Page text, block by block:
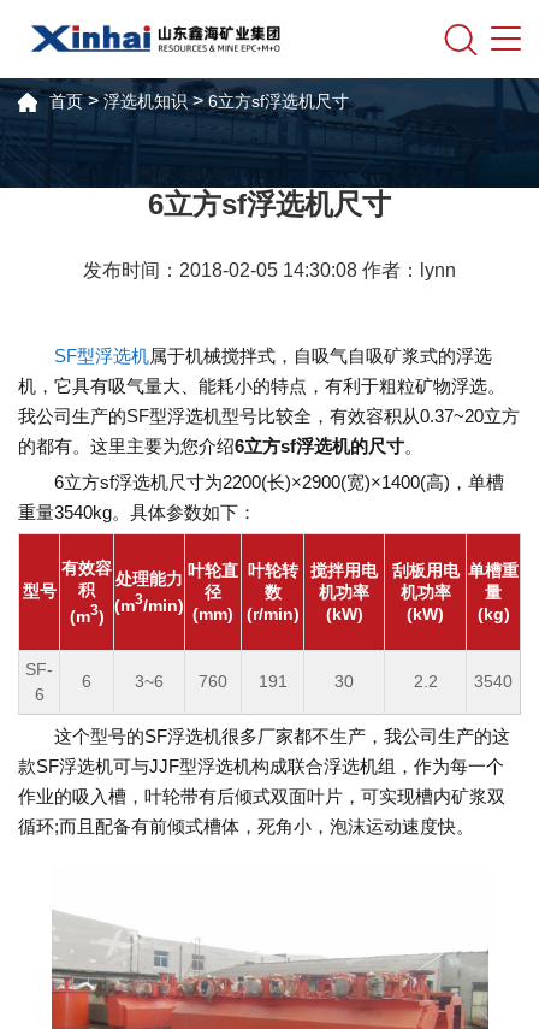
首页>浮选机知识>6立方sf浮选机尺寸
6立方sf浮选机尺寸
发布时间：2018-02-05 14:30:08 作者：lynn
SF型浮选机属于机械搅拌式，自吸气自吸矿浆式的浮选
机，它具有吸气量大、能耗小的特点，有利于粗粒矿物浮选。
我公司生产的SF型浮选机型号比较全，有效容积从0.37~20立方
的都有。这里主要为您介绍6立方sf浮选机的尺寸。
6立方sf浮选机尺寸为2200(长)×2900(宽)×1400(高)，单槽
重量3540kg。具体参数如下：
型号
有效容
积
(m3)
处理能力
(m3/min)
叶轮直
径
(mm)
叶轮转
数
(r/min)
搅拌用电
机功率
(kW)
刮板用电
机功率
(kW)
单槽重
量
(kg)
SF-
6
6 3~6 760 191 30 2.2 3540
这个型号的SF浮选机很多厂家都不生产，我公司生产的这
款SF浮选机可与JJF型浮选机构成联合浮选机组，作为每一个
作业的吸入槽，叶轮带有后倾式双面叶片，可实现槽内矿浆双
循环;而且配备有前倾式槽体，死角小，泡沫运动速度快。